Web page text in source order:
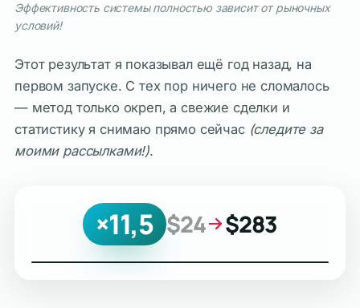
Эффективность системы полностью зависит от рыночных
условий!
Этот результат я показывал ещё год назад, на
первом запуске. С тех пор ничего не сломалось
— метод только окреп, а свежие сделки и
статистику я снимаю прямо сейчас (следите за
моими рассылками!).
×11,5 $24 $283